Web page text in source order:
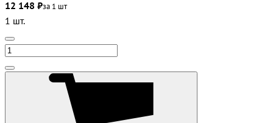
12 148 ₽за 1 шт
1 шт.